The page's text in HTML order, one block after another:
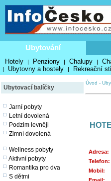
Ubytování
Hotely | Penziony | Chalupy |
| Ubytovny a hostely | Rekreační
Ubytovací balíčky
Jarní pobyty
Letní dovolená
Podzim levněji
Zimní dovolená
Wellness pobyty
Aktivní pobyty
Romantika pro dva
S dětmi
Úvod -
Adresa:
Telefon:
Mobil: